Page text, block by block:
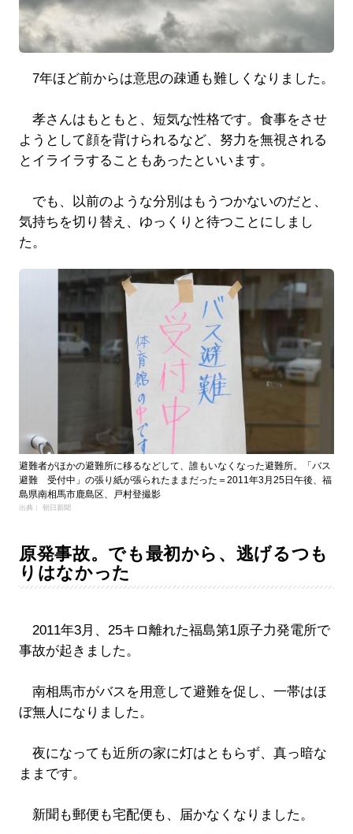
7年ほど前からは意思の疎通も難しくなりました。
孝さんはもともと、短気な性格です。食事をさせ
ようとして顔を背けられるなど、努力を無視される
とイライラすることもあったといいます。
でも、以前のような分別はもうつかないのだと、
気持ちを切り替え、ゆっくりと待つことにしまし
た。
避難者がほかの避難所に移るなどして、誰もいなくなった避難所。「バス
避難 受付中」の張り紙が張られたままだった＝2011年3月25日午後、福
島県南相馬市鹿島区、戸村登撮影
出典： 朝日新聞
原発事故。でも最初から、逃げるつも
りはなかった
2011年3月、25キロ離れた福島第1原子力発電所で
事故が起きました。
南相馬市がバスを用意して避難を促し、一帯はほ
ぼ無人になりました。
夜になっても近所の家に灯はともらず、真っ暗な
ままです。
新聞も郵便も宅配便も、届かなくなりました。